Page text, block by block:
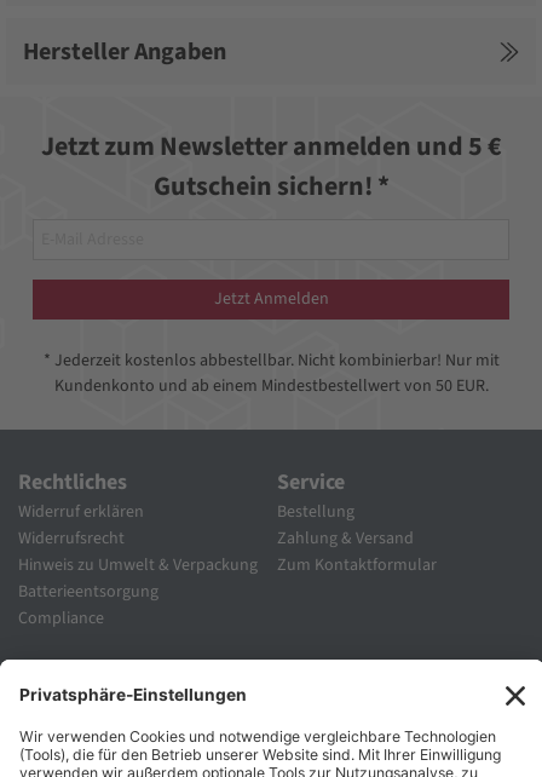
Hersteller Angaben
Jetzt zum Newsletter anmelden und 5 €
Gutschein sichern! *
Jetzt Anmelden
* Jederzeit kostenlos abbestellbar. Nicht kombinierbar! Nur mit
Kundenkonto und ab einem Mindestbestellwert von 50 EUR.
Rechtliches
Widerruf erklären
Widerrufsrecht
Hinweis zu Umwelt & Verpackung
Batterieentsorgung
Compliance
Service
Bestellung
Zahlung & Versand
Zum Kontaktformular
Unternehmen
Karriere